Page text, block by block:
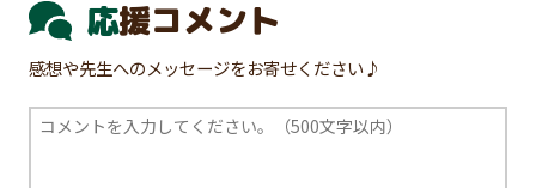
応援コメント
感想や先生へのメッセージをお寄せください♪